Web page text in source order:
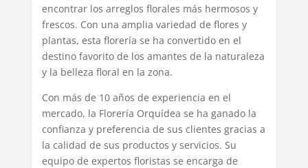
encontrar los arreglos florales más hermosos y
frescos. Con una amplia variedad de flores y
plantas, esta florería se ha convertido en el
destino favorito de los amantes de la naturaleza
y la belleza floral en la zona.
Con más de 10 años de experiencia en el
mercado, la Florería Orquídea se ha ganado la
confianza y preferencia de sus clientes gracias a
la calidad de sus productos y servicios. Su
equipo de expertos floristas se encarga de